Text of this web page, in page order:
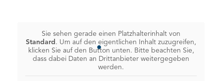
Sie sehen gerade einen Platzhalterinhalt von
Standard . Um auf den eigentlichen Inhalt zuzugreifen,
klicken Sie auf den Button unten. Bitte beachten Sie,
dass dabei Daten an Drittanbieter weitergegeben
werden.